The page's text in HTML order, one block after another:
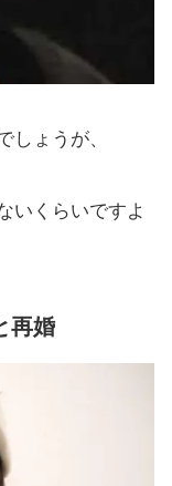
しょうが、
いくらいですよ
再婚